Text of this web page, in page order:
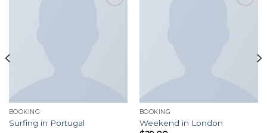
BOOKING
Surfing in Portugal
BOOKING
Weekend in London